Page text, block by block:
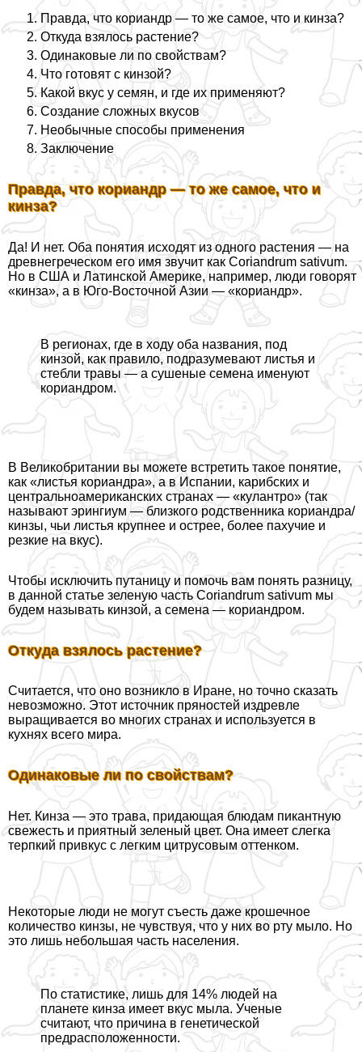
Правда, что кориандр — то же самое, что и кинза?
Откуда взялось растение?
Одинаковые ли по свойствам?
Что готовят с кинзой?
Какой вкус у семян, и где их применяют?
Создание сложных вкусов
Необычные способы применения
Заключение
Правда, что кориандр — то же самое, что и
кинза?
Да! И нет. Оба понятия исходят из одного растения — на
древнегреческом его имя звучит как Coriandrum sativum.
Но в США и Латинской Америке, например, люди говорят
«кинза», а в Юго-Восточной Азии — «кориандр».
В регионах, где в ходу оба названия, под
кинзой, как правило, подразумевают листья и
стeбли травы — а сушеные семена именуют
кориандром.
В Великобритании вы можете встретить такое понятие,
как «листья кориандра», а в Испании, карибских и
центральноамериканских странах — «кулантро» (так
называют эрингиум — близкого родственника кориандра/
кинзы, чьи листья крупнее и острее, более пахучие и
резкие на вкус).
Чтобы исключить пyтaницу и помочь вам понять разницу,
в данной статье зеленую часть Coriandrum sativum мы
будем называть кинзой, а семена — кориандром.
Откуда взялось растение?
Считается, что оно возникло в Иране, но точно сказать
невозможно. Этот источник пряностей издревле
выращивается во многих странах и используется в
кухнях всего мира.
Одинаковые ли по свойствам?
Нет. Кинза — это трава, придающая блюдам пикантную
свежесть и приятный зеленый цвет. Она имеет слегка
терпкий привкус с легким цитрусовым оттенком.
Некоторые люди не могут съесть даже крошечное
количество кинзы, не чувствуя, что у них во рту мыло. Но
это лишь небольшая часть населения.
По статистике, лишь для 14% людей на
планете кинза имеет вкус мыла. Ученые
считают, что причина в генетической
предрасположенности.